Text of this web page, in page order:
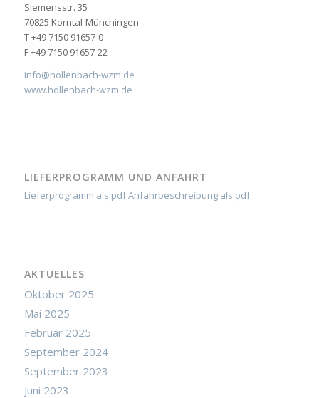
Siemensstr. 35
70825 Korntal-Münchingen
T +49 7150 91657-0
F +49 7150 91657-22
info@hollenbach-wzm.de
www.hollenbach-wzm.de
LIEFERPROGRAMM UND ANFAHRT
Lieferprogramm als pdfAnfahrbeschreibung als pdf
AKTUELLES
Oktober 2025
Mai 2025
Februar 2025
September 2024
September 2023
Juni 2023